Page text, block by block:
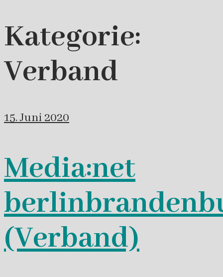
Kategorie:
Verband
15. Juni 2020
Media:net
(Verband)